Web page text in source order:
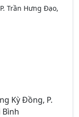
Trần Hưng Đạo,
Kỳ Đồng, P.
Bình